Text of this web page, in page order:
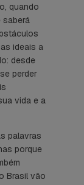
quando
saberá
ideais a
desde
perder
vida e a
palavras
porque
Brasil vão